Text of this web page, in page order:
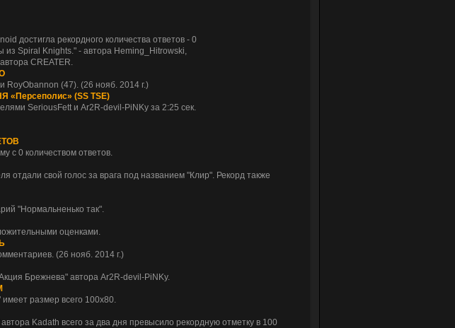
достигла рекордного количества ответов - 0
Spiral Knights." - автора Heming_Hitrowski,
CREATER.
RoyObannon (47). (26 нояб. 2014 г.)
(SS TSE)
SeriousFett и Ar2R-devil-PiNKy за 2:25 сек.
с 0 количеством ответов.
отдали свой голос за врага под названием "Клир". Рекорд также
"Нормальненько так".
оценками.
(26 нояб. 2014 г.)
Брежнева" автора Ar2R-devil-PiNKy.
размер всего 100x80.
Kadath всего за два дня превысило рекордную отметку в 100